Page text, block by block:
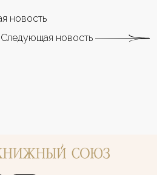
новость
Следующая новость